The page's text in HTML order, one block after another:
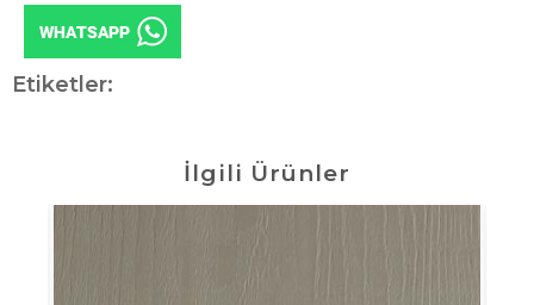
Etiketler:
İlgili Ürünler